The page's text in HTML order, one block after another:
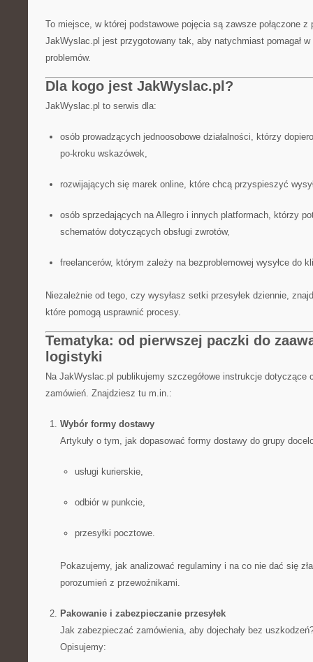
To miejsce, w której podstawowe pojęcia są zawsze połączone
JakWyslac.pl jest przygotowany tak, aby natychmiast pomagał
problemów.
Dla kogo jest JakWyslac.pl?
JakWyslac.pl to serwis dla:
osób prowadzących jednoosobowe działalności, którzy
po-kroku wskazówek,
rozwijających się marek online, które chcą przyspieszyć
osób sprzedających na Allegro i innych platformach, którzy
schematów dotyczących obsługi zwrotów,
freelancerów, którym zależy na bezproblemowej wysyłce do
Niezależnie od tego, czy wysyłasz setki przesyłek dziennie,
które pomogą usprawnić procesy.
Tematyka: od pierwszej paczki do
logistyki
Na JakWyslac.pl publikujemy szczegółowe instrukcje dotyczące
zamówień. Znajdziesz tu m.in.:
Wybór formy dostawy
Artykuły o tym, jak dopasować formy dostawy do grupy
usługi kurierskie,
odbiór w punkcie,
przesyłki pocztowe.
Pokazujemy, jak analizować regulaminy i na co nie dać się
porozumień z przewoźnikami.
Pakowanie i zabezpieczanie przesyłek
Jak zabezpieczać zamówienia, aby dojechały bez
Opisujemy: